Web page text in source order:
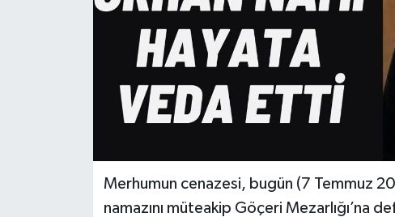
Merhumun cenazesi, bugün (7 Temmuz
namazını müteakip Göçeri Mezarlığı’na